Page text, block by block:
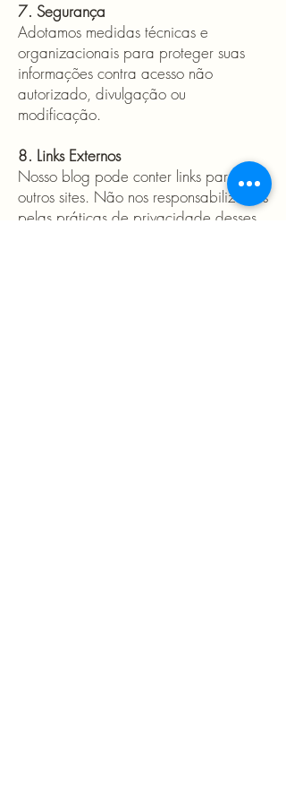
7. Segurança
Adotamos medidas técnicas e
organizacionais para proteger suas
informações contra acesso não
autorizado, divulgação ou
modificação.
8. Links Externos
Nosso blog pode conter links para
outros sites. Não nos responsabilizamos
pelas práticas de privacidade desses